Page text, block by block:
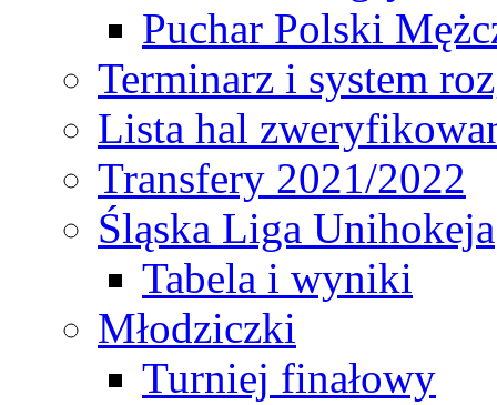
Puchar Polski
Terminarz i system
Lista hal
Transfery 2021/2022
Śląska Liga Unihokeja
Tabela i wyniki
Młodziczki
Turniej finałowy